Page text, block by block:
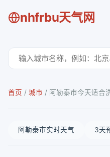
nhfrbu天气网
首页 / 城市 / 阿勒泰市今天适合
阿勒泰市实时天气 3天